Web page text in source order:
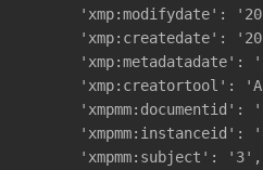
'xmp:modifydate':
'xmp:createdate':
'xmp:metadatadate':
'xmp:creatortool':
'xmpmm:documentid':
'xmpmm:instanceid':
      'xmpmm:subject': '3',